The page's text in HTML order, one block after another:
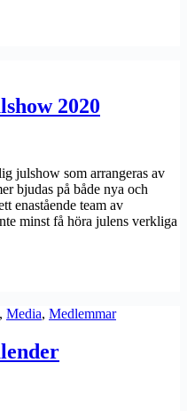
2020
julshow som arrangeras av
bjudas på både nya och
enastående team av
minst få höra julens verkliga
, Media, Medlemmar